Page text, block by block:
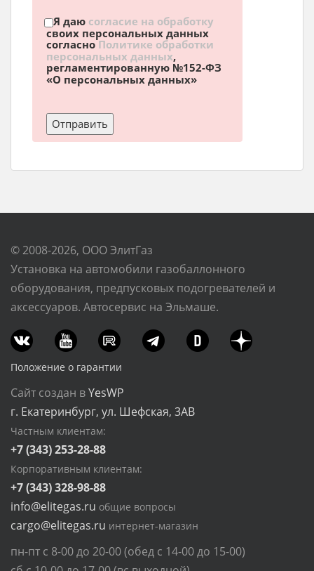
Я даю согласие на обработку
своих персональных данных
согласноПолитике обработки
персональных данных,
регламентированную №152-ФЗ
«О персональных данных»
© 2008-2026, ООО ЭлитГаз
Установка на автомобили газобаллонного
оборудования, предпусковых подогревателей и
аксессуаров. Автосервис на Эльмаше.
Положение о гарантии
Сайт создан вYesWP
г. Екатеринбург, ул. Шефская, 3АВ
Частным клиентам:
+7 (343) 253-28-88
Корпоративным клиентам:
+7 (343) 328-98-88
info@elitegas.ru общие вопросы
cargo@elitegas.ru интернет-магазин
пн-пт с 8-00 до 20-00 (обед с 14-00 до 15-00)